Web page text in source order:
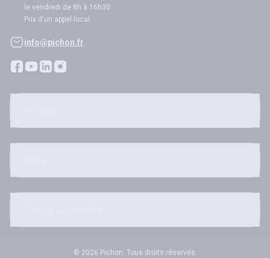
le vendredi de 8h à 16h30
Prix d'un appel local
info@pichon.fr
© 2026 Pichon. Tous droits réservés.